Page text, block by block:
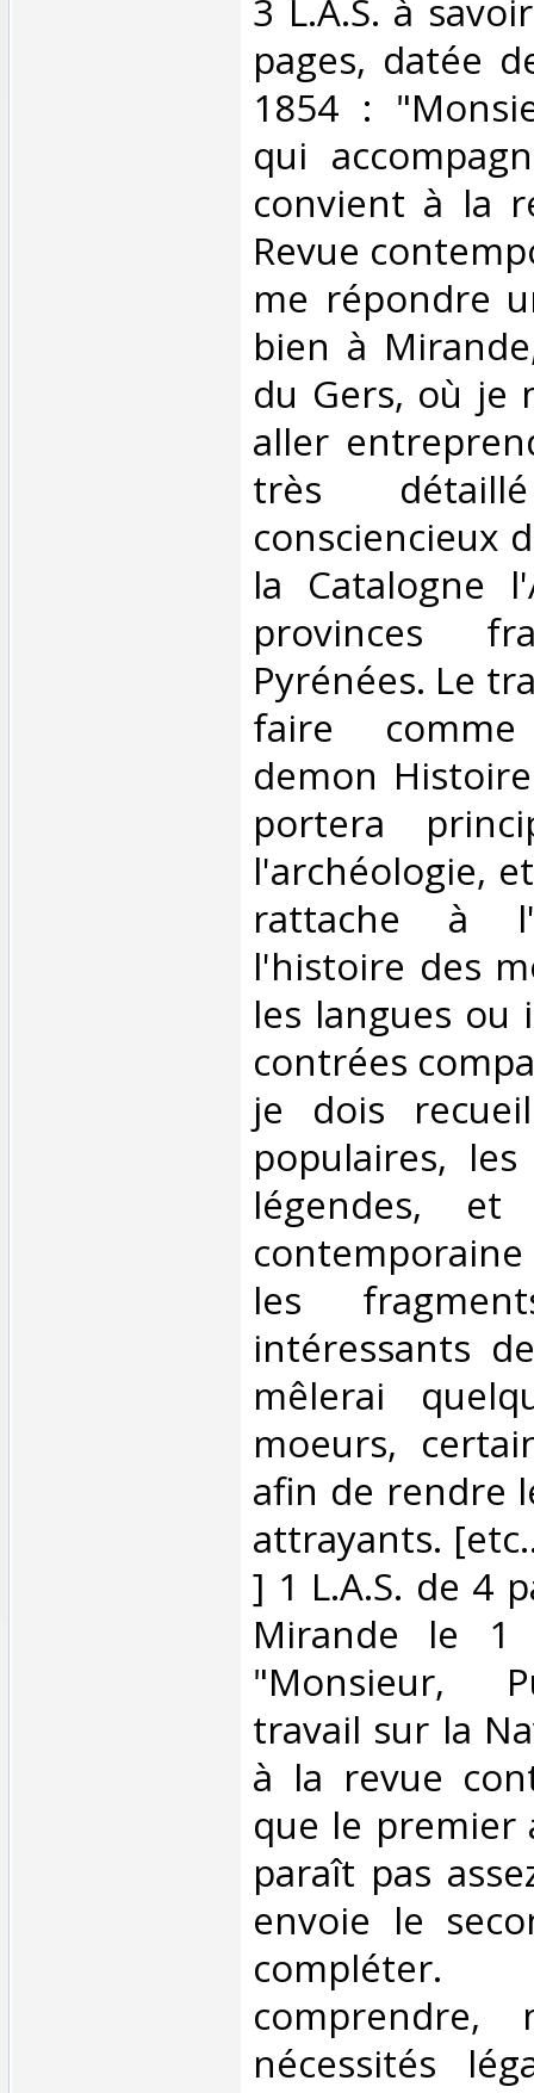
‎3 L.A.S. à
pages, datée
1854 :
qui
convient à la
Revue
me répondre
bien à
du Gers, où je
aller
très
consciencieux
la Catalogne
provinces
Pyrénées. Le
faire comme
demon
portera
l'archéologie,
rattache à
l'histoire des
les langues ou
contrées
je dois
populaires,
légendes,
les
intéressants
mêlerai
moeurs,
afin de rendre
attrayants.
] 1 L.A.S. de 4
Mirande le
"Monsieur,
travail sur la
à la revue
que le premier
paraît pas
envoie le
comprendre,
nécessités